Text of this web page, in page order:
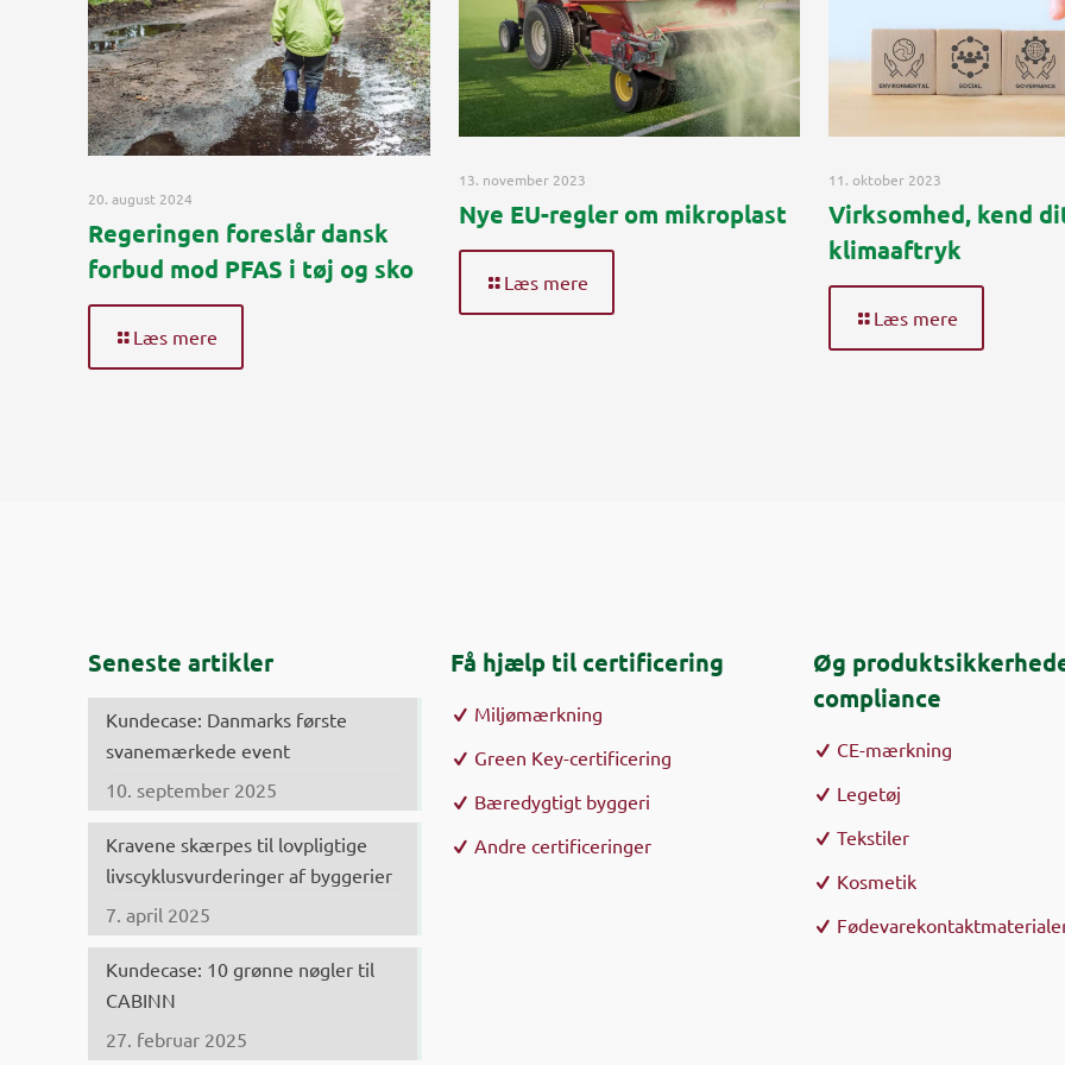
20. august 2024
Regeringen foreslår dansk
forbud mod PFAS i tøj og sko
Læs mere
13. november 2023
Nye EU-regler om mikroplast
Læs mere
11. oktober 2023
Virksomhed, kend
klimaaftryk
Læs mere
Seneste artikler
Kundecase: Danmarks første
svanemærkede event
10. september 2025
Kravene skærpes til lovpligtige
livscyklusvurderinger af byggerier
7. april 2025
Kundecase: 10 grønne nøgler til
CABINN
27. februar 2025
Få hjælp til certificering
Miljømærkning
Green Key-certificering
Bæredygtigt byggeri
Andre certificeringer
Øg
compliance
CE-mærkning
Legetøj
Tekstiler
Kosmetik